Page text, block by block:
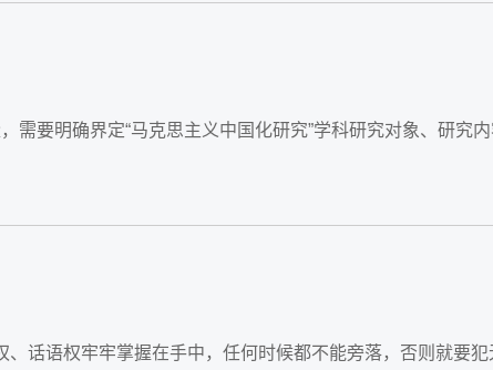
需要明确界定“马克思主义中国化研究”学科研究对象、研究
话语权牢牢掌握在手中，任何时候都不能旁落，否则就要犯